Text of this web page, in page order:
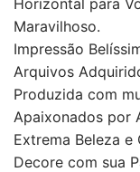
Maravilhoso.
Impressão
Arquivos
Produzida com
Apaixonados por
Extrema Beleza e
Decore com sua